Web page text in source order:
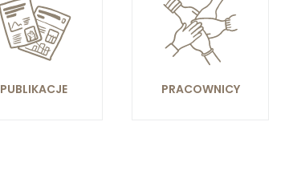
PUBLIKACJE PRACOWNICY